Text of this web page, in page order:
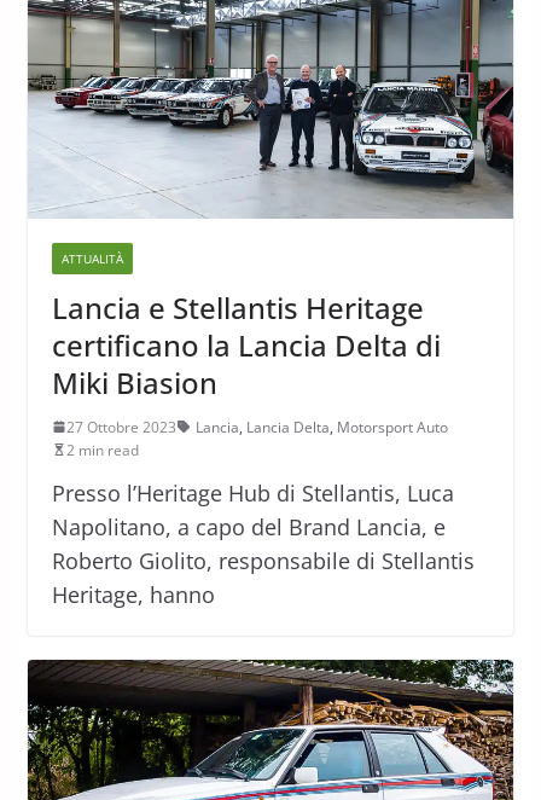
ATTUALITÀ
Lancia e Stellantis Heritage
certificano la Lancia Delta di
Miki Biasion
27 Ottobre 2023 Lancia, Lancia Delta, Motorsport Auto
2 min read
Presso l’Heritage Hub di Stellantis, Luca
Napolitano, a capo del Brand Lancia, e
Roberto Giolito, responsabile di Stellantis
Heritage, hanno